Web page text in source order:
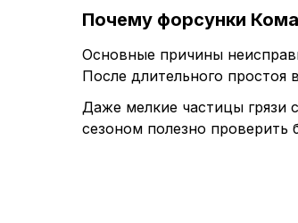
Почему форсунки
Основные причины
После длительного
Даже мелкие частицы грязи
сезоном полезно проверить